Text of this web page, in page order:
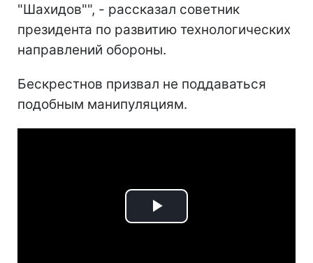
"Шахидов"", - рассказал советник
президента по развитию технологических
направлений обороны.
Бескрестнов призвал не поддаваться
подобным манипуляциям.
Play